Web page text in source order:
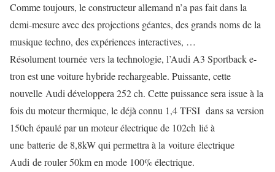
Comme toujours, le constructeur allemand n’a pas fait dans la
demi-mesure avec des projections géantes, des grands noms de la
musique techno, des expériences interactives, …
Résolument tournée vers la technologie, l’Audi A3 Sportback e-
tron est une voiture hybride rechargeable. Puissante, cette
nouvelle Audi développera 252 ch. Cette puissance sera issue à la
fois du moteur thermique, le déjà connu 1,4 TFSI dans sa version
150ch épaulé par un moteur électrique de 102ch lié à
une batterie de 8,8kW qui permettra à la voiture électrique
Audi de rouler 50km en mode 100% électrique.